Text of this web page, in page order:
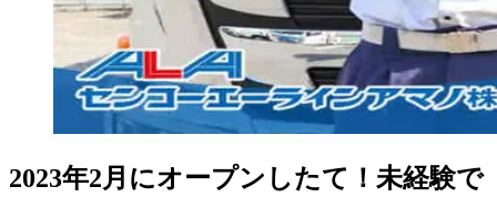
2023年2月にオープンしたて！未経験で